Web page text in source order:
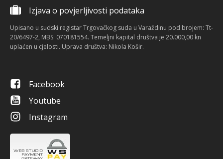
Izjava o povjerljivosti podataka
Upisano u sudski registar Trgovačkog suda u Varaždinu pod brojem: Tt-
20/6497-2, MBS: 070181554. Temeljni kapital društva je 20.000,00 kn
uplaćen u cjelosti. Uprava društva: Nikola Košir.
Facebook
Youtube
Instagram